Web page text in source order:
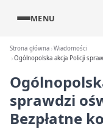
MENU
Strona główna Wiadomości
Ogólnopolska akcja Policji
sprawdzi
Bezpłatne